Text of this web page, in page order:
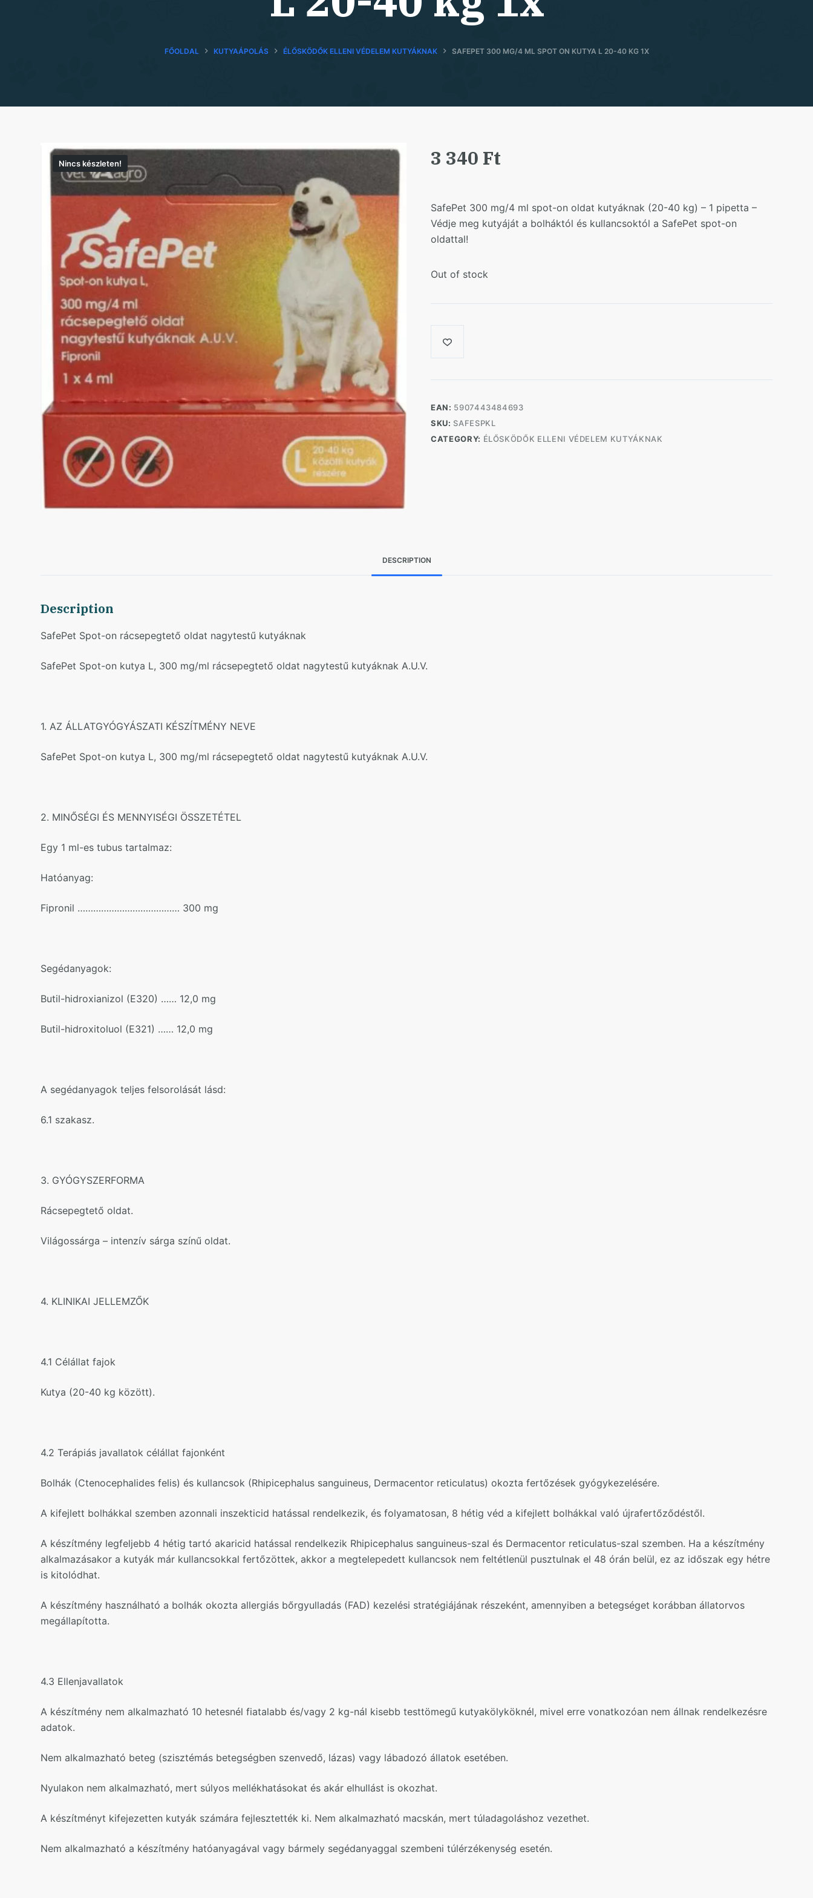
FŐOLDAL KUTYAÁPOLÁS ÉLŐSKÖDŐK ELLENI VÉDELEM KUTYÁKNAK SAFEPET 300 MG/4 ML SPOT ON KUTYA L 20-40 KG 1X
Nincs készleten! 3 340 Ft
SafePet 300 mg/4 ml spot-on oldat kutyáknak (20-40 kg) – 1 pipetta –
Védje meg kutyáját a bolháktól és kullancsoktól a SafePet spot-on
oldattal!
Out of stock
EAN: 5907443484693
SKU: SAFESPKL
CATEGORY: ÉLŐSKÖDŐK ELLENI VÉDELEM KUTYÁKNAK
DESCRIPTION
Description
SafePet Spot-on rácsepegtető oldat nagytestű kutyáknak
SafePet Spot-on kutya L, 300 mg/ml rácsepegtető oldat nagytestű kutyáknak A.U.V.
1. AZ ÁLLATGYÓGYÁSZATI KÉSZÍTMÉNY NEVE
SafePet Spot-on kutya L, 300 mg/ml rácsepegtető oldat nagytestű kutyáknak A.U.V.
2. MINŐSÉGI ÉS MENNYISÉGI ÖSSZETÉTEL
Egy 1 ml-es tubus tartalmaz:
Hatóanyag:
Fipronil ………………………………… 300 mg
Segédanyagok:
Butil-hidroxianizol (E320) …… 12,0 mg
Butil-hidroxitoluol (E321) …… 12,0 mg
A segédanyagok teljes felsorolását lásd:
6.1 szakasz.
3. GYÓGYSZERFORMA
Rácsepegtető oldat.
Világossárga – intenzív sárga színű oldat.
4. KLINIKAI JELLEMZŐK
4.1 Célállat fajok
Kutya (20-40 kg között).
4.2 Terápiás javallatok célállat fajonként
Bolhák (Ctenocephalides felis) és kullancsok (Rhipicephalus sanguineus, Dermacentor reticulatus) okozta fertőzések gyógykezelésére.
A kifejlett bolhákkal szemben azonnali inszekticid hatással rendelkezik, és folyamatosan, 8 hétig véd a kifejlett bolhákkal való újrafertőződéstől.
A készítmény legfeljebb 4 hétig tartó akaricid hatással rendelkezik Rhipicephalus sanguineus-szal és Dermacentor reticulatus-szal szemben. Ha a készítmény
alkalmazásakor a kutyák már kullancsokkal fertőzöttek, akkor a megtelepedett kullancsok nem feltétlenül pusztulnak el 48 órán belül, ez az időszak egy hétre
is kitolódhat.
A készítmény használható a bolhák okozta allergiás bőrgyulladás (FAD) kezelési stratégiájának részeként, amennyiben a betegséget korábban állatorvos
megállapította.
4.3 Ellenjavallatok
A készítmény nem alkalmazható 10 hetesnél fiatalabb és/vagy 2 kg-nál kisebb testtömegű kutyakölyköknél, mivel erre vonatkozóan nem állnak rendelkezésre
adatok.
Nem alkalmazható beteg (szisztémás betegségben szenvedő, lázas) vagy lábadozó állatok esetében.
Nyulakon nem alkalmazható, mert súlyos mellékhatásokat és akár elhullást is okozhat.
A készítményt kifejezetten kutyák számára fejlesztették ki. Nem alkalmazható macskán, mert túladagoláshoz vezethet.
Nem alkalmazható a készítmény hatóanyagával vagy bármely segédanyaggal szembeni túlérzékenység esetén.